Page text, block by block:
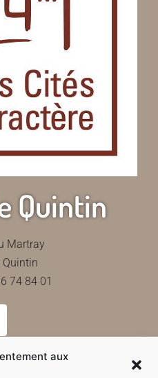
aux
Quintin
Martray
Quintin
74 84 01